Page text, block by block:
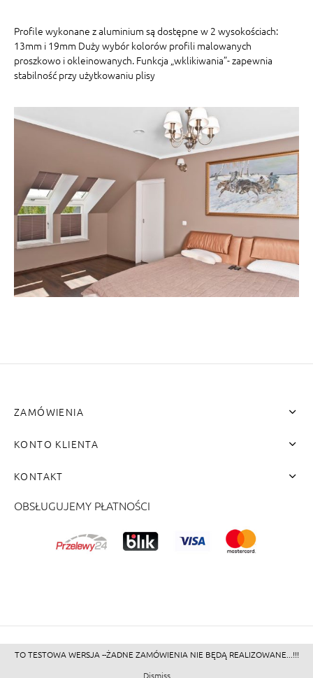
Profile wykonane z aluminium są dostępne w 2 wysokościach:
13mm i 19mm Duży wybór kolorów profili malowanych
proszkowo i okleinowanych. Funkcja „wklikiwania”- zapewnia
stabilność przy użytkowaniu plisy
ZAMÓWIENIA
KONTO KLIENTA
KONTAKT
OBSŁUGUJEMY PŁATNOŚCI
©2026 - Zacienione.pl<br>
TO TESTOWA WERSJA --ŻADNE ZAMÓWIENIA NIE BĘDĄ REALIZOWANE...!!!
Dismiss